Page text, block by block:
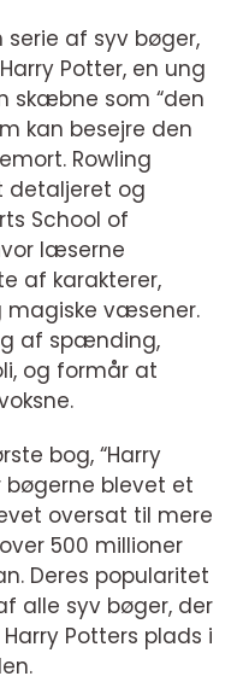
af syv bøger,
Potter, en ung
skæbne som “den
kan besejre den
Rowling
detaljeret og
School of
læserne
af karakterer,
væsener.
af spænding,
og formår at
bog, “Harry
bøgerne blevet et
oversat til mere
500 millioner
Deres popularitet
alle syv bøger, der
Potters plads i